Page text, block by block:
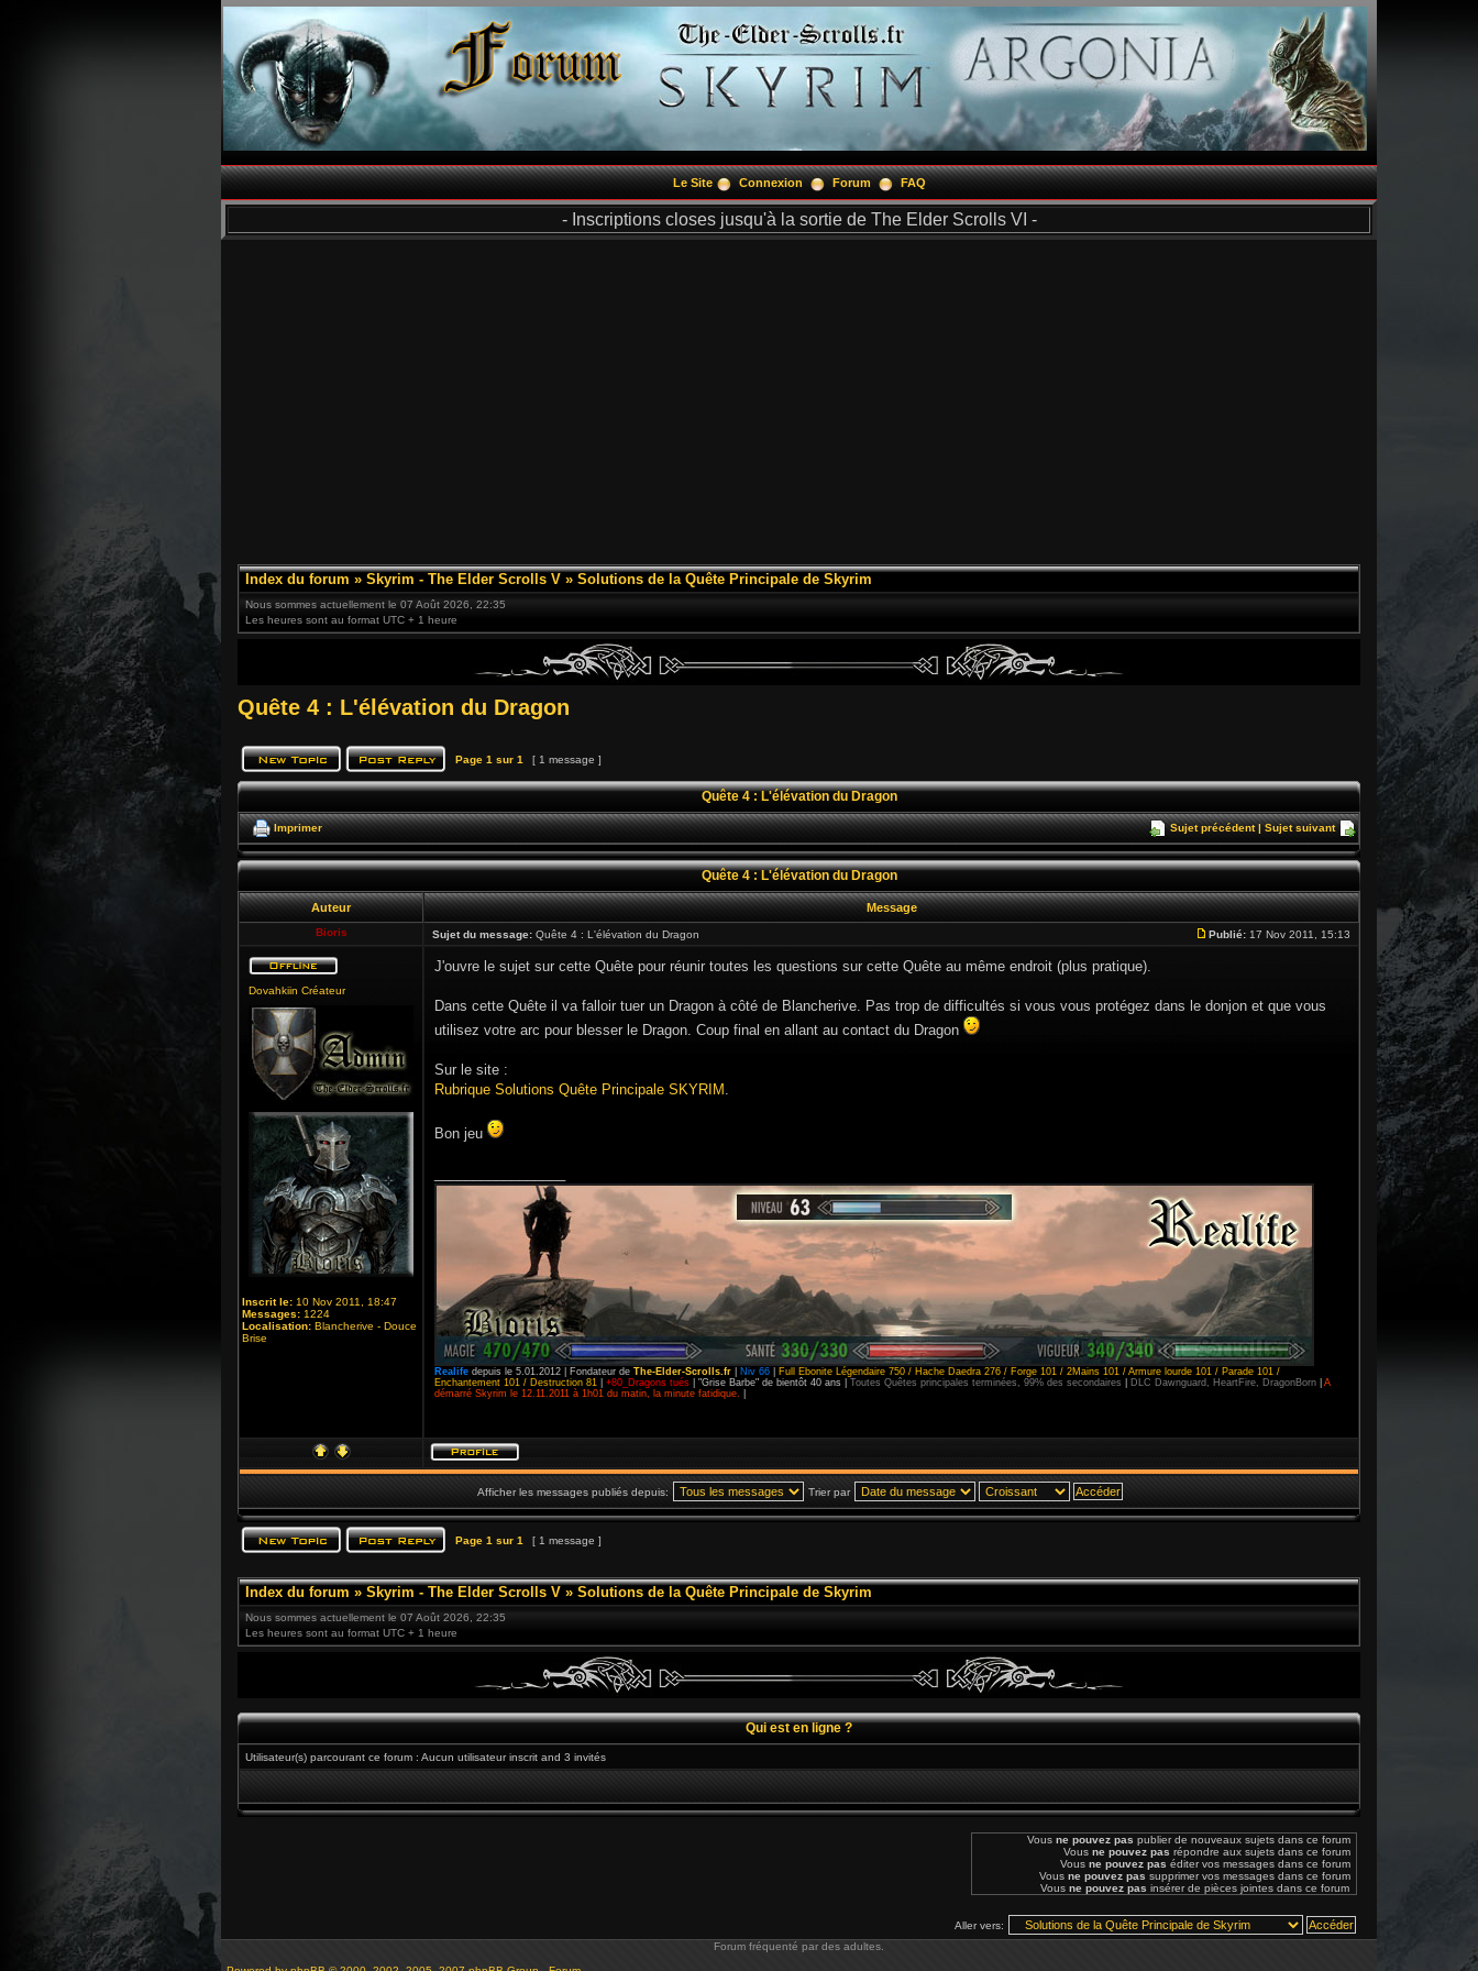
Le Site Connexion Forum FAQ
- Inscriptions closes jusqu'à la sortie de The Elder Scrolls VI -
Index du forum » Skyrim - The Elder Scrolls V » Solutions de la Quête Principale de Skyrim
Nous sommes actuellement le 07 Août 2026, 22:35
Les heures sont au format UTC + 1 heure
Quête 4 : L'élévation du Dragon
Page 1 sur 1 [ 1 message ]
Quête 4 : L'élévation du Dragon
Imprimer Sujet précédent|Sujet suivant
Quête 4 : L'élévation du Dragon
Auteur Message
Bioris Sujet du message: Quête 4 : L'élévation du Dragon Publié: 17 Nov 2011, 15:13
Dovahkiin Créateur
Inscrit le: 10 Nov 2011, 18:47
Messages: 1224
Localisation: Blancherive - Douce
Brise
J'ouvre le sujet sur cette Quête pour réunir toutes les questions sur cette Quête au même endroit (plus pratique).
Dans cette Quête il va falloir tuer un Dragon à côté de Blancherive. Pas trop de difficultés si vous vous protégez dans le donjon et que vous
utilisez votre arc pour blesser le Dragon. Coup final en allant au contact du Dragon
Sur le site :
Rubrique Solutions Quête Principale SKYRIM .
Bon jeu
Realife depuis le 5.01.2012 | Fondateur de The-Elder-Scrolls.fr Niv 66
Full Ebonite Légendaire 750 / Hache Daedra 276 / Forge 101 / 2Mains 101 / Armure lourde 101 / Parade 101 /
Enchantement 101 / Destruction 81
+80_Dragons tués | "Grise Barbe" de bientôt 40 ans | Toutes Quêtes principales terminées, 99% des secondaires DLC Dawnguard, HeartFire, DragonBorn
A
démarré Skyrim le 12.11.2011 à 1h01 du matin, la minute fatidique.
Afficher les messages publiés depuis: Trier par
Page 1 sur 1 [ 1 message ]
Index du forum » Skyrim - The Elder Scrolls V » Solutions de la Quête Principale de Skyrim
Nous sommes actuellement le 07 Août 2026, 22:35
Les heures sont au format UTC + 1 heure
Qui est en ligne ?
Utilisateur(s) parcourant ce forum : Aucun utilisateur inscrit and 3 invités
Vous ne pouvez pas publier de nouveaux sujets dans ce forum
Vous ne pouvez pas répondre aux sujets dans ce forum
Vous ne pouvez pas éditer vos messages dans ce forum
Vous ne pouvez pas supprimer vos messages dans ce forum
Vous ne pouvez pas insérer de pièces jointes dans ce forum
Aller vers:
Forum fréquenté par des adultes.